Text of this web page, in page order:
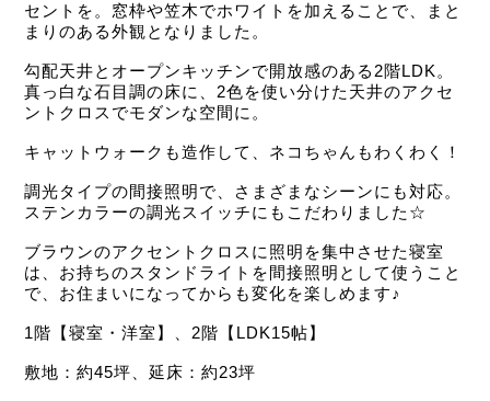
セントを。窓枠や笠木でホワイトを加えることで、まと
まりのある外観となりました。
勾配天井とオープンキッチンで開放感のある2階LDK。
真っ白な石目調の床に、2色を使い分けた天井のアクセ
ントクロスでモダンな空間に。
キャットウォークも造作して、ネコちゃんもわくわく！
調光タイプの間接照明で、さまざまなシーンにも対応。
ステンカラーの調光スイッチにもこだわりました☆
ブラウンのアクセントクロスに照明を集中させた寝室
は、お持ちのスタンドライトを間接照明として使うこと
で、お住まいになってからも変化を楽しめます♪
1階【寝室・洋室】、2階【LDK15帖】
敷地：約45坪、延床：約23坪